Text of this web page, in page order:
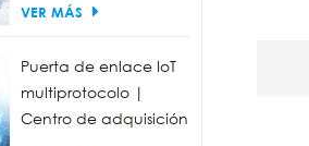
rango de detección
células/ml.
VER MÁS
Puerta de enlace IoT
multiprotocolo |
Centro de adquisición